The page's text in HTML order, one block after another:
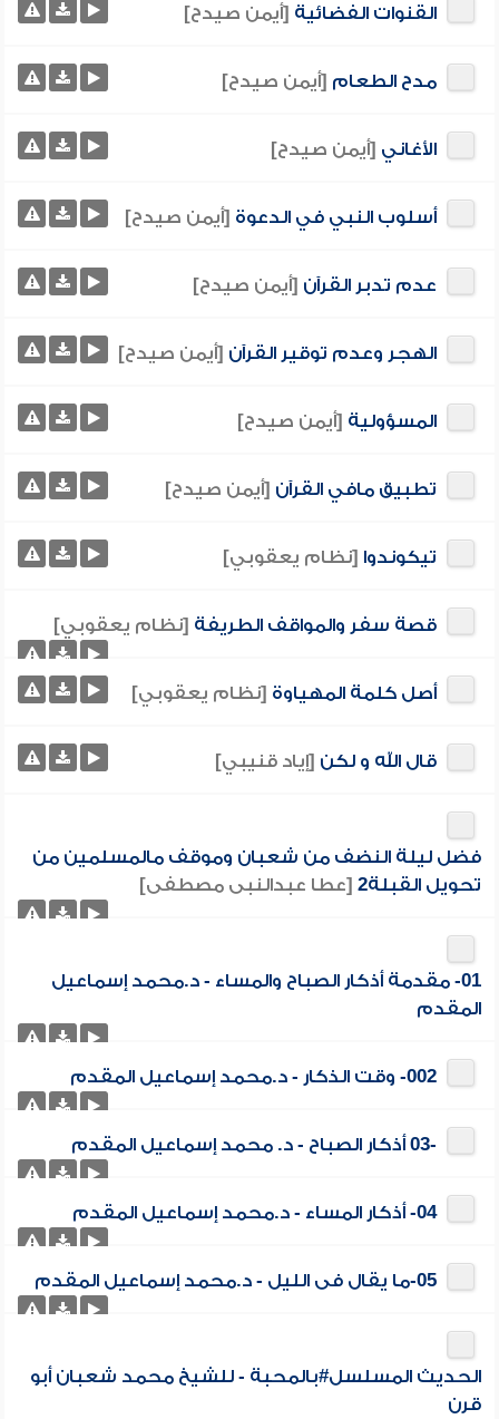
القنوات الفضائية [أيمن صيدح]
مدح الطعام [أيمن صيدح]
الأغاني [أيمن صيدح]
أسلوب النبي في الدعوة [أيمن صيدح]
عدم تدبر القرآن [أيمن صيدح]
الهجر وعدم توقير القرآن [أيمن صيدح]
المسؤولية [أيمن صيدح]
تطبيق مافي القرآن [أيمن صيدح]
تيكوندوا [نظام يعقوبي]
قصة سفر والمواقف الطريفة [نظام يعقوبي]
أصل كلمة المهياوة [نظام يعقوبي]
قال الله و لكن [إياد قنيبي]
فضل ليلة النضف من شعبان وموقف مالمسلمين من
تحويل القبلة2
[عطا عبدالنبى مصطفى]
01- مقدمة أذكار الصباح والمساء - د.محمد إسماعيل
المقدم
002- وقت الذكار - د.محمد إسماعيل المقدم
-03 أذكار الصباح - د. محمد إسماعيل المقدم
04- أذكار المساء - د.محمد إسماعيل المقدم
05-ما يقال فى الليل - د.محمد إسماعيل المقدم
الحديث المسلسل#بالمحبة - للشيخ محمد شعبان أبو
قرن